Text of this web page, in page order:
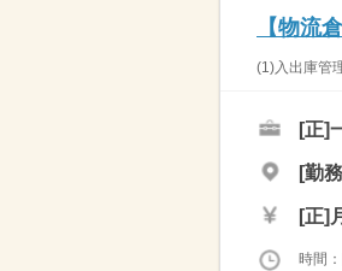
【物流
(1)入出庫管
[正]
[勤
[正]
時間